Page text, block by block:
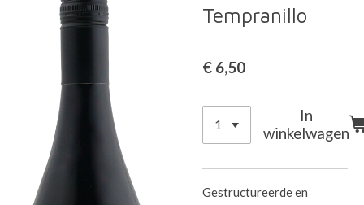
Tempranillo
€ 6,50
In
winkelwagen
Gestructureerde en